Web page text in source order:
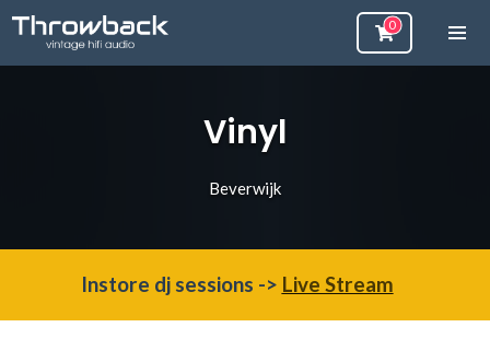
Vinyl
Beverwijk
Instore dj sessions -> Live Stream